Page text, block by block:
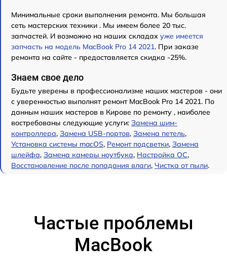
Минимальные сроки выполнения ремонта. Мы большая
сеть мастерских техники . Мы имеем более 20 тыс.
запчастей. И возможно на наших складах уже имеется
запчасть на модель MacBook Pro 14 2021. При заказе
ремонта на сайте - предоставляется скидка -25%.
Знаем свое дело
Будьте уверены в профессионализме наших мастеров - они
с уверенностью выполнят ремонт MacBook Pro 14 2021. По
данным наших мастеров в Кирове по ремонту , наиболее
востребованы следующие услуги: Замена шим-
контроллера, Замена USB-портов, Замена петель,
Установка системы macOS, Ремонт подсветки, Замена
шлейфа, Замена камеры ноутбука, Настройка ОС,
Восстановление после попадания влаги, Чистка от пыли.
Частые проблемы
MacBook